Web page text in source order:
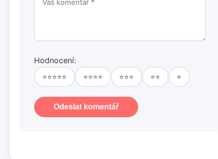
Hodnocení:
⭐⭐⭐⭐⭐ ⭐⭐⭐⭐ ⭐⭐⭐ ⭐⭐ ⭐
Odeslat komentář